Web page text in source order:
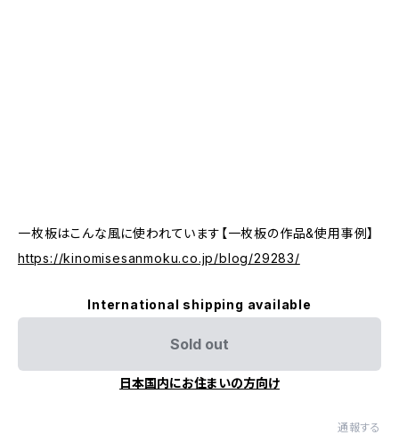
一枚板はこんな風に使われています【一枚板の作品&使用事例】
https://kinomisesanmoku.co.jp/blog/29283/
International shipping available
Sold out
日本国内にお住まいの方向け
通報する